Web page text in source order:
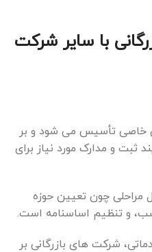
با سایر شرکت
خاصی تأسیس می شود و بر
ثبت و مدارک مورد نیاز برای
مراحلی چون تعیین حوزه
و تنظیم اساسنامه است.
شرکت های بازرگانی بر